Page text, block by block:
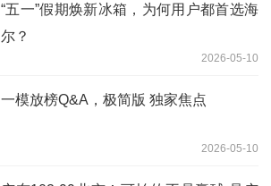
“五一”假期焕新冰箱，为何用户都首选海
尔？
2026-05-10
一模放榜Q&A，极简版 独家焦点
2026-05-10